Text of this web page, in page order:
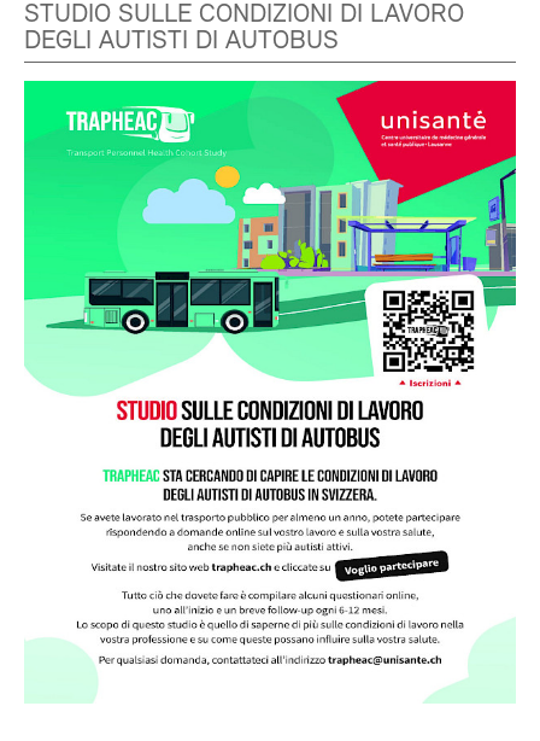
STUDIO SULLE CONDIZIONI DI LAVORO
DEGLI AUTISTI DI AUTOBUS